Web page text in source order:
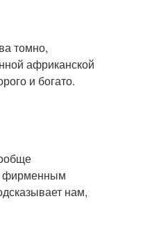
томно,
африканской
и богато.
фирменным
нам,